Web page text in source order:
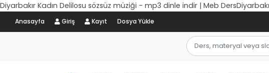
Diyarbakır Kadın Delilosu sözsüz müziği - mp3 dinle indir | Meb
Anasayfa Giriş Kayıt Dosya Yükle